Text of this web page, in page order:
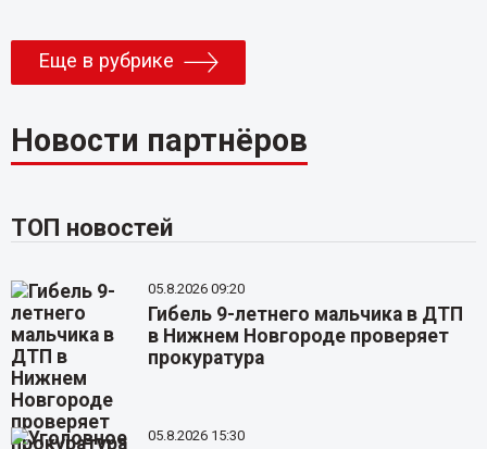
Еще в рубрике
Новости партнёров
ТОП новостей
05.8.2026 09:20
Гибель 9-летнего мальчика в ДТП
в Нижнем Новгороде проверяет
прокуратура
05.8.2026 15:30